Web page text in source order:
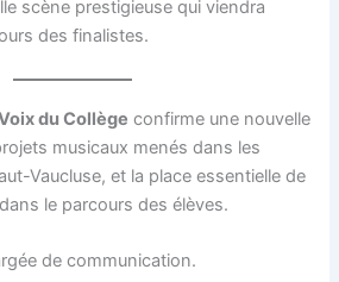
scène prestigieuse qui viendra
des finalistes.
du Collège confirme une nouvelle
musicaux menés dans les
Vaucluse, et la place essentielle de
le parcours des élèves.
de communication.